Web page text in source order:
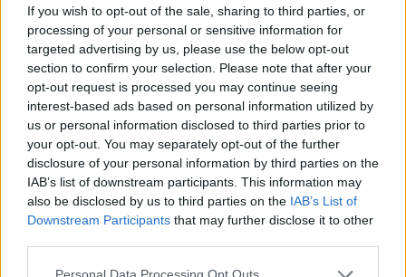
If you wish to opt-out of the sale, sharing to third parties, or
processing of your personal or sensitive information for
targeted advertising by us, please use the below opt-out
section to confirm your selection. Please note that after your
opt-out request is processed you may continue seeing
interest-based ads based on personal information utilized by
us or personal information disclosed to third parties prior to
your opt-out. You may separately opt-out of the further
disclosure of your personal information by third parties on the
IAB’s list of downstream participants. This information may
also be disclosed by us to third parties on the IAB’s List of
Downstream Participants that may further disclose it to other
amplamente estudados, que possuem efeitos
farmacológicos antivirais, anti-inflamatórios e
antioxidantes de largo espectro. A vitamina D3 é
reconhecida por desempenhar um papel fundamental
no fortalecimento da imunidade inata, na capacidade de
modular a resposta imunitária adaptativa e contribui
para diminuir a libertação de substâncias pró
inflamatórias.
A inibição da replicação viral da SARS-CoV-2 e a
modulação simultânea da resposta à inflamação intensa
na fase inicial da infeção COVID-19, são consideradas
essenciais para uma recuperação rápida e para a
passa também por Sines, Peniche, Viana do Castelo, Vila
Nova de Milfontes e Ericeira.
A iniciativa pretende aproximar a prática dos desportos
de vento das comunidades costeiras, promovendo o
território através do mar e das suas condições naturais.
Nas palavras de Pedro Mota, De todas as etapas do
Nortada Ocean Rides, este evento é o que mais precisa
da “nortada” como apoio, porque sem vento não há
kitesurf.
A presença da Nortada vai mais uma vez, alem da
CONTINUAR A LER
ATUALIDADE
Cinco projetos de Cascais finalistas
em iniciativa europeia